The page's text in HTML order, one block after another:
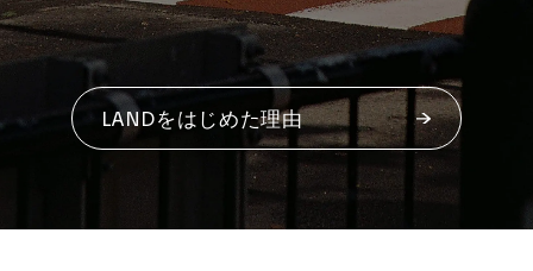
プレゼントフォー・ユー
昼飲み・春飲み
LANDをはじめた理由